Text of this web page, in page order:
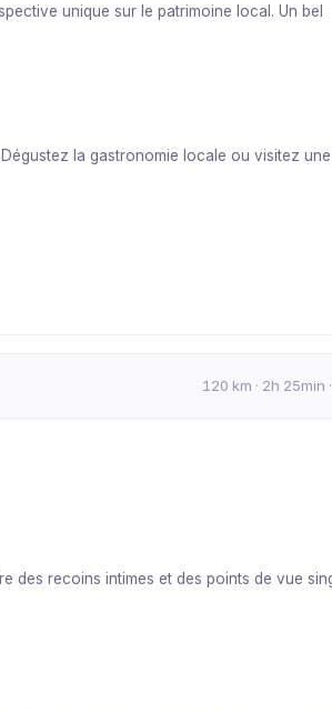
unique sur le patrimoine local. Un bel
la gastronomie locale ou visitez
120 km · 2h 25min
des recoins intimes et des points de vue